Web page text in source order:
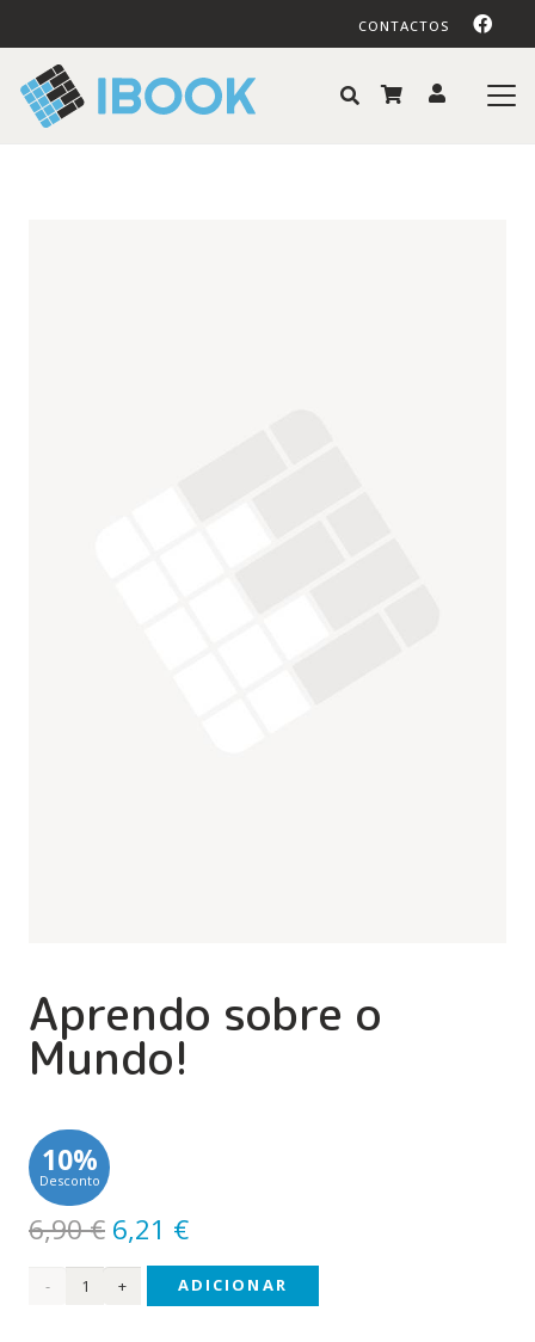
CONTACTOS
Aprendo sobre o
Mundo!
10%
Desconto
6,90€ O
preço
original
6,21 €O
preço
atual
Quantidade
ADICIONAR